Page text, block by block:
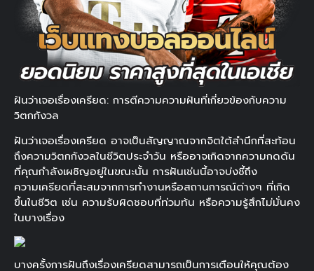
ฝันว่าเจอเรื่องเครียด: การตีความความฝันที่เกี่ยวข้องกับความ
วิตกกังวล
ฝันว่าเจอเรื่องเครียด อาจเป็นสัญญาณจากจิตใต้สำนึกที่สะท้อน
ถึงความวิตกกังวลในชีวิตประจำวัน หรืออาจเกิดจากความกดดัน
ที่คุณกำลังเผชิญอยู่ในขณะนั้น การฝันเช่นนี้อาจบ่งชี้ถึง
ความเครียดที่สะสมจากการทำงานหรือสถานการณ์ต่างๆ ที่เกิด
ขึ้นในชีวิต เช่น ความรับผิดชอบที่ท่วมท้น หรือความรู้สึกไม่มั่นคง
ในบางเรื่อง
บางครั้งการฝันถึงเรื่องเครียดสามารถเป็นการเตือนให้คุณต้อง